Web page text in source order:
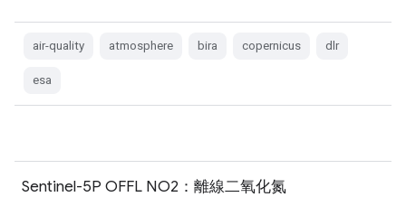
air-quality atmosphere bira copernicus dlr
esa
Sentinel-5P OFFL NO2：離線二氧化氮